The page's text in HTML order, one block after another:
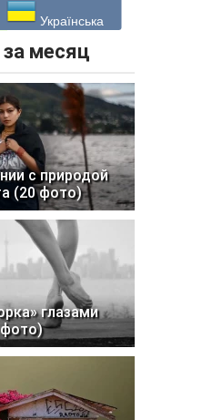
Українська
месяц
с природой
(20 фото)
глазами